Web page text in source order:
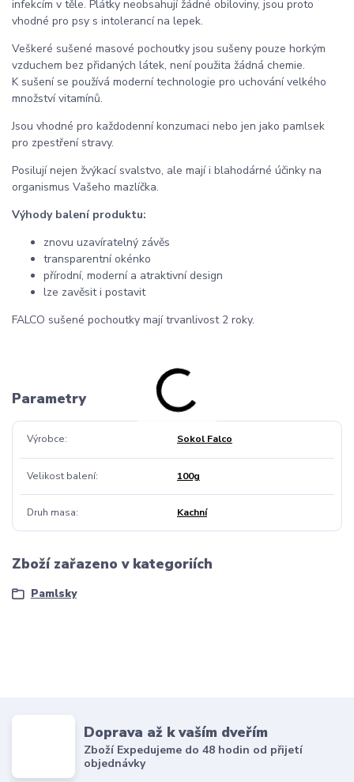
infekcím v těle. Plátky neobsahují žádné obiloviny, jsou proto
vhodné pro psy s intolerancí na lepek.
Veškeré sušené masové pochoutky jsou sušeny pouze horkým
vzduchem bez přidaných látek, není použita žádná chemie.
K sušení se používá moderní technologie pro uchování velkého
množství vitamínů.
Jsou vhodné pro každodenní konzumaci nebo jen jako pamlsek
pro zpestření stravy.
Posilují nejen žvýkací svalstvo, ale mají i blahodárné účinky na
organismus Vašeho mazlíčka.
Výhody balení produktu:
znovu uzavíratelný závěs
transparentní okénko
přírodní, moderní a atraktivní design
lze zavěsit i postavit
FALCO sušené pochoutky mají trvanlivost 2 roky.
Parametry
Výrobce Sokol Falco
Velikost balení 100g
Druh masa Kachní
Zboží zařazeno v kategoriích
Pamlsky
Doprava až k vaším dveřím
Zboží Expedujeme do 48 hodin od přijetí
objednávky